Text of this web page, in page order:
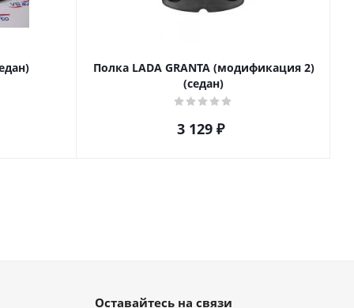
Полка LADA GRANTA (модификация 2)
(седан)
3 129 ₽
Оставайтесь на связи